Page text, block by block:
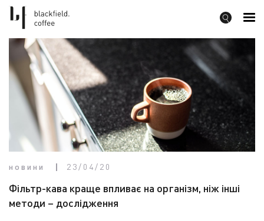
новини 23/04/20
Фільтр-кава краще впливає на організм, ніж інші
методи – дослідження